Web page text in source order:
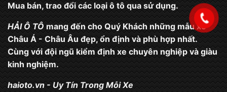
Mua bán, trao đổi các loại ô tô qua sử dụng.
HẢI Ô TÔmang đến cho Quý Khách những mẫu xe
Châu Á - Châu Âu đẹp, ổn định và phù hợp nhất.
Cùng với đội ngũ kiểm định xe chuyên nghiệp và giàu
kinh nghiệm.
haioto.vn- Uy Tín Trong Mỗi Xe